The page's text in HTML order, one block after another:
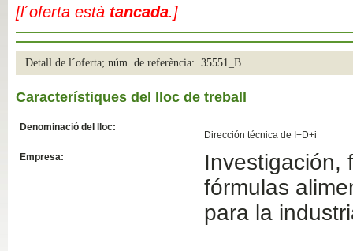
[l´oferta està tancada.]
Detall de l´oferta; núm. de referència: 35551_B
Característiques del lloc de treball
Denominació del lloc:
Dirección técnica de I+D+i
Empresa:
Investigación,
fórmulas
para la